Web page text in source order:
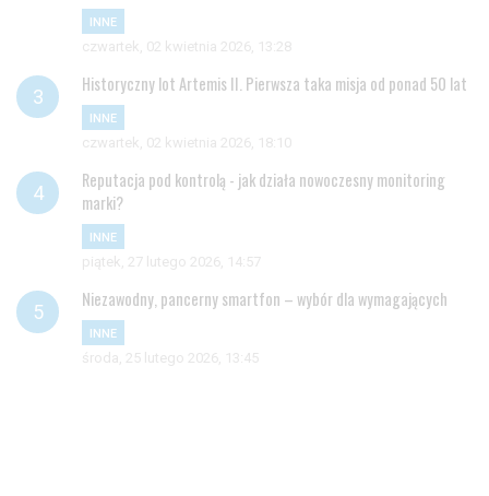
INNE
czwartek, 02 kwietnia 2026, 13:28
Historyczny lot Artemis II. Pierwsza taka misja od ponad 50 lat
INNE
czwartek, 02 kwietnia 2026, 18:10
Reputacja pod kontrolą - jak działa nowoczesny monitoring
marki?
INNE
piątek, 27 lutego 2026, 14:57
Niezawodny, pancerny smartfon – wybór dla wymagających
INNE
środa, 25 lutego 2026, 13:45